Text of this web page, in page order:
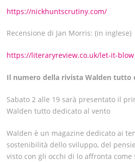
https://nickhuntscrutiny.com/
Recensione di Jan Morris: (in inglese)
https://literaryreview.co.uk/let-it-blow
Il numero della rivista Walden tutto
Sabato 2 alle 19 sarà presentato il
Walden tutto dedicato al vento
Walden è un magazine dedicato ai
sostenibilità dello sviluppo, del
visto con gli occhi di lo affronta come